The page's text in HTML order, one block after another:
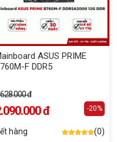
ASUS PRIME
F DDR5
đ
đ -20%
hàng (0)